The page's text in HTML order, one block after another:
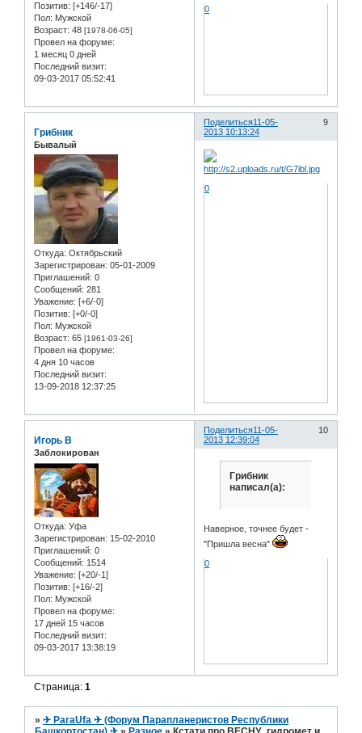
Позитив: [+146/-17]
Пол: Мужской
Возраст: 48 [1978-06-05]
Провел на форуме:
1 месяц 0 дней
Последний визит:
09-03-2017 05:52:41
0
Поделиться 9
11-05-
2013 10:13:24
Грибник
Бывалый
Откуда: Октябрьский
Зарегистрирован: 05-01-2009
Приглашений: 0
Сообщений: 281
Уважение: [+6/-0]
Позитив: [+0/-0]
Пол: Мужской
Возраст: 65 [1961-03-26]
Провел на форуме:
4 дня 10 часов
Последний визит:
13-09-2018 12:37:25
0
Поделиться 10
11-05-
2013 12:39:04
Игорь В
Заблокирован
Откуда: Уфа
Зарегистрирован: 15-02-2010
Приглашений: 0
Сообщений: 1514
Уважение: [+20/-1]
Позитив: [+16/-2]
Пол: Мужской
Провел на форуме:
17 дней 15 часов
Последний визит:
09-03-2017 13:38:19
Грибник
написал(а):
Наверное, точнее будет -
"Пришла весна"
0
Страница:1
»✈ ParaUfa ✈ (Форум Парапланеристов Республики